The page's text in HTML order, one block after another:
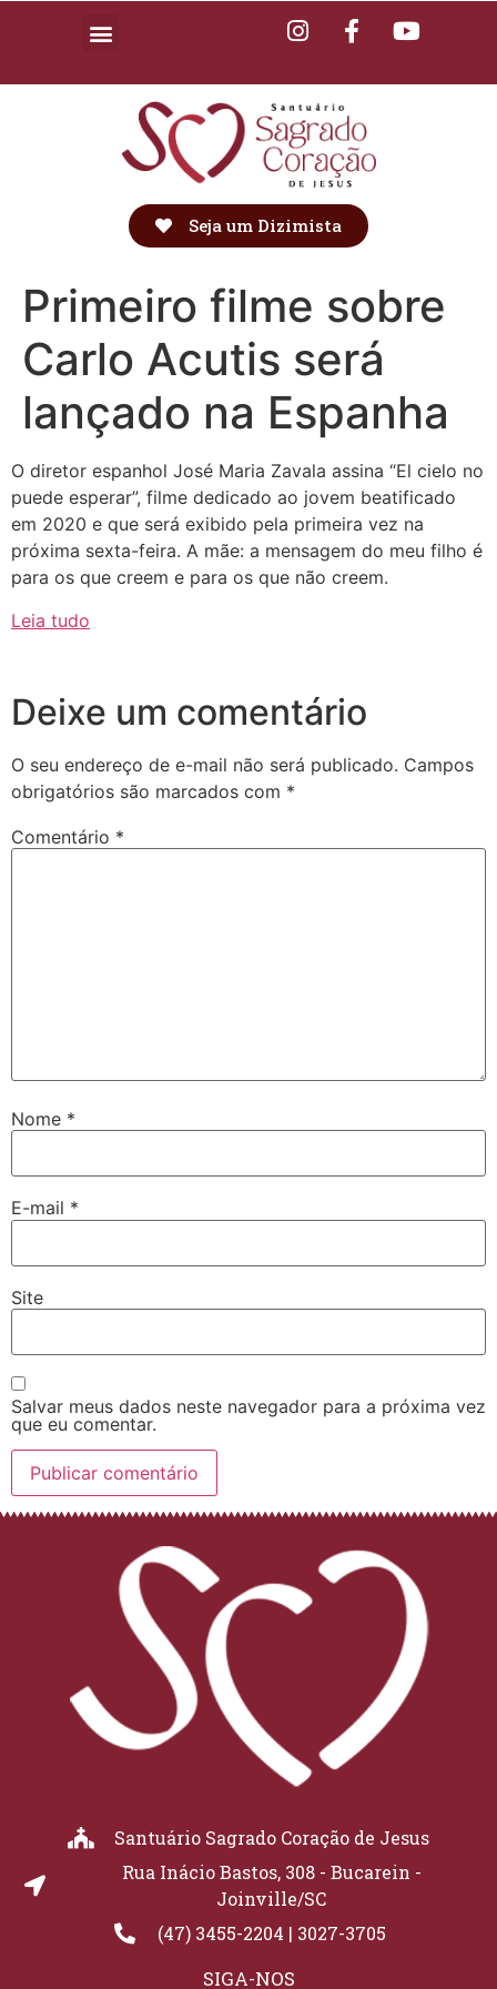
Seja um Dizimista
Primeiro filme sobre
Carlo Acutis será
lançado na Espanha
O diretor espanhol José Maria Zavala assina “El cielo no
puede esperar”, filme dedicado ao jovem beatificado
em 2020 e que será exibido pela primeira vez na
próxima sexta-feira. A mãe: a mensagem do meu filho é
para os que creem e para os que não creem.
Leia tudo
Deixe um comentário
O seu endereço de e-mail não será publicado. Campos
obrigatórios são marcados com *
Comentário *
Nome *
E-mail *
Site
Salvar meus dados neste navegador para a próxima vez
que eu comentar.
Santuário Sagrado Coração de Jesus
Rua Inácio Bastos, 308 - Bucarein -
Joinville/SC
(47) 3455-2204 | 3027-3705
SIGA-NOS